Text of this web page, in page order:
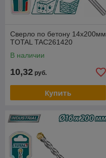
Сверло по бетону 14х200мм
TOTAL TAC261420
В наличии
10,32 руб.
Купить